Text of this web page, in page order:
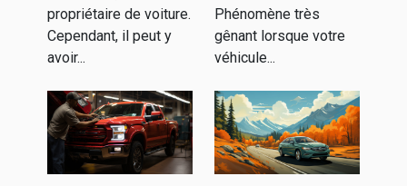
automobile ?
propriétaire de voiture.
Cependant, il peut y
avoir...
Phénomène très
gênant lorsque votre
véhicule...